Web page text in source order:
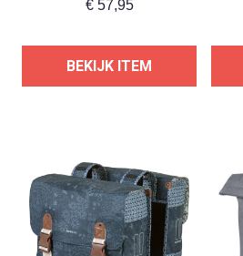
€57,95
BEKIJK ITEM